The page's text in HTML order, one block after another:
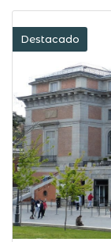
Destacado